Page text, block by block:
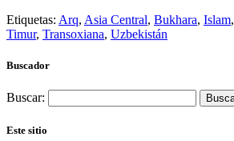
Etiquetas: Arq, Asia Central, Bukhara, Islam,
Timur, Transoxiana, Uzbekistán
Buscador
Buscar:
Este sitio